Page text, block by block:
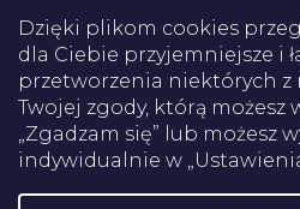
Dzięki plikom cookies
dla Ciebie przyjemniejsze i
przetworzenia niektórych
Twojej zgody, którą możesz
„Zgadzam się” lub możesz
indywidualnie w
Certifikaty
Dostawa
Płatności